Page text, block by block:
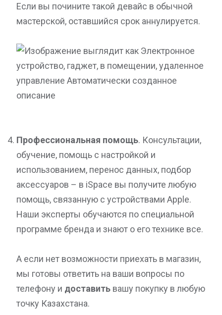
Если вы почините такой девайс в обычной
мастерской, оставшийся срок аннулируется.
Профессиональная помощь. Консультации,
обучение, помощь с настройкой и
использованием, перенос данных, подбор
аксессуаров – в iSpace вы получите любую
помощь, связанную с устройствами Apple.
Наши эксперты обучаются по специальной
программе бренда и знают о его технике все.
А если нет возможности приехать в магазин,
мы готовы ответить на ваши вопросы по
телефону и доставить вашу покупку в любую
точку Казахстана.